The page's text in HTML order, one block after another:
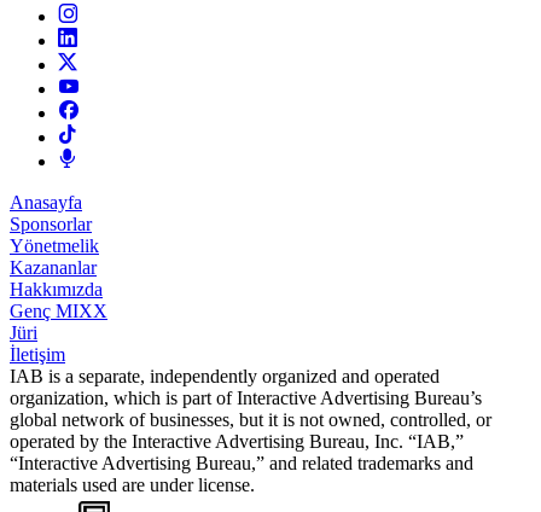
Anasayfa
Sponsorlar
Yönetmelik
Kazananlar
Hakkımızda
Genç MIXX
Jüri
İletişim
IAB is a separate, independently organized and operated
organization, which is part of Interactive Advertising Bureau’s
global network of businesses, but it is not owned, controlled, or
operated by the Interactive Advertising Bureau, Inc. “IAB,”
“Interactive Advertising Bureau,” and related trademarks and
materials used are under license.